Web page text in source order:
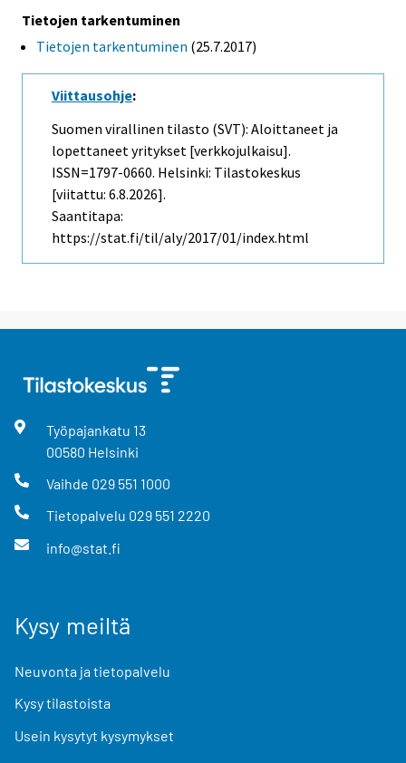
Tietojen tarkentuminen
Tietojen tarkentuminen (25.7.2017)
Viittausohje:
Suomen virallinen tilasto (SVT): Aloittaneet ja
lopettaneet yritykset [verkkojulkaisu].
ISSN=1797-0660. Helsinki: Tilastokeskus
[viitattu: 6.8.2026].
Saantitapa:
https://stat.fi/til/aly/2017/01/index.html
Työpajankatu 13
00580 Helsinki
Vaihde 029 551 1000
Tietopalvelu 029 551 2220
info@stat.fi
Kysy meiltä
Neuvonta ja tietopalvelu
Kysy tilastoista
Usein kysytyt kysymykset